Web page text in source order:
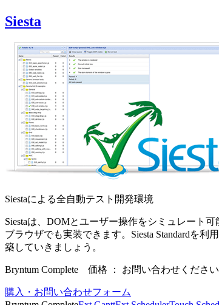
Siesta
Siestaによる全自動テスト開発環境
Siestaは、DOMとユーザー操作をシミュレート
ブラウザでも実装できます。Siesta Standardを
築していきましょう。
Bryntum Complete 価格 ： お問い合わせください
購入・お問い合わせフォーム